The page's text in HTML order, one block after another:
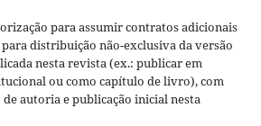
para assumir contratos adicionais
distribuição não-exclusiva da versão
nesta revista (ex.: publicar em
ou como capítulo de livro), com
autoria e publicação inicial nesta